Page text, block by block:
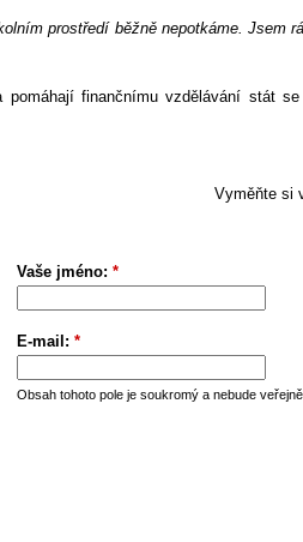
prostředí běžně nepotkáme. Jsem
finančnímu vzdělávání stát se
Vyměňte si
Vaše jméno: *
E-mail: *
Obsah tohoto pole je soukromý a nebude